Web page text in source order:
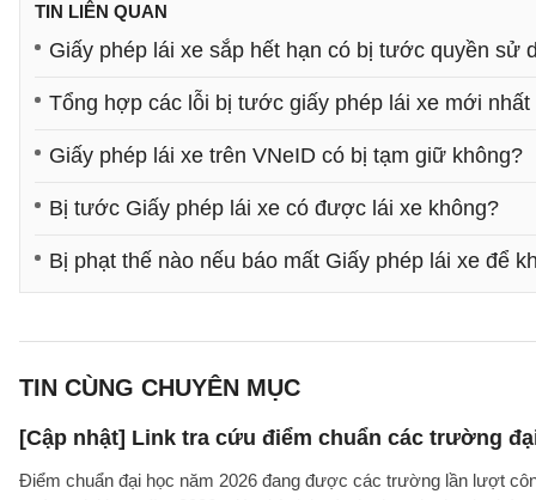
TIN LIÊN QUAN
Giấy phép lái xe sắp hết hạn có bị tước quyền sử
Tổng hợp các lỗi bị tước giấy phép lái xe mới nhất
Giấy phép lái xe trên VNeID có bị tạm giữ không?
Bị tước Giấy phép lái xe có được lái xe không?
Bị phạt thế nào nếu báo mất Giấy phép lái xe để
TIN CÙNG CHUYÊN MỤC
[Cập nhật] Link tra cứu điểm chuẩn các trường
Điểm chuẩn đại học năm 2026 đang được các trường lần lượt